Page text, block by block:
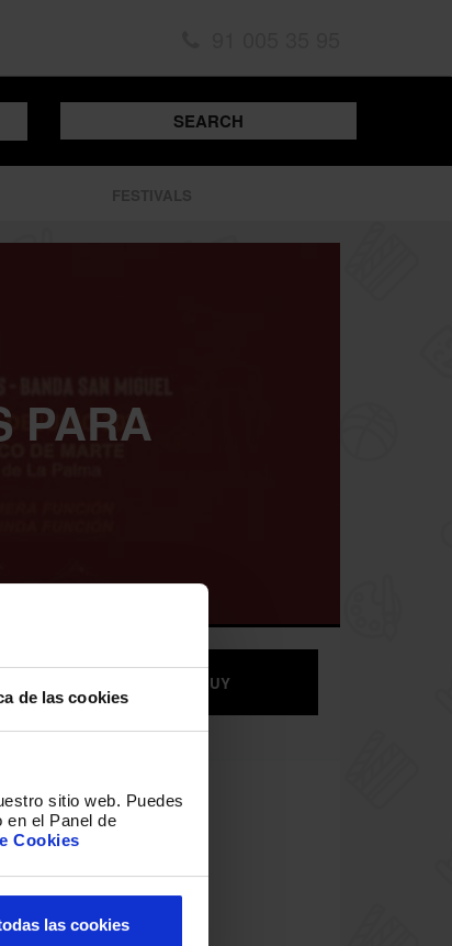
de las cookies
sitio web. Puedes
en el Panel de
Cookies
las cookies
SEARCH
PARA
BUY